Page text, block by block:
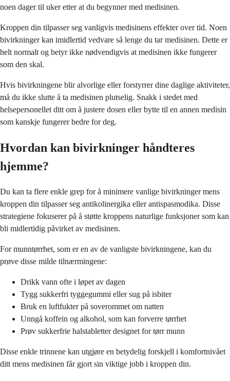
noen dager til uker etter at du begynner med medisinen.
Kroppen din tilpasser seg vanligvis medisinens effekter over tid. Noen
bivirkninger kan imidlertid vedvare så lenge du tar medisinen. Dette er
helt normalt og betyr ikke nødvendigvis at medisinen ikke fungerer
som den skal.
Hvis bivirkningene blir alvorlige eller forstyrrer dine daglige aktiviteter,
må du ikke slutte å ta medisinen plutselig. Snakk i stedet med
helsepersonellet ditt om å justere dosen eller bytte til en annen medisin
som kanskje fungerer bedre for deg.
Hvordan kan bivirkninger håndteres
hjemme?
Du kan ta flere enkle grep for å minimere vanlige bivirkninger mens
kroppen din tilpasser seg antikolinergika eller antispasmodika. Disse
strategiene fokuserer på å støtte kroppens naturlige funksjoner som kan
bli midlertidig påvirket av medisinen.
For munntørrhet, som er en av de vanligste bivirkningene, kan du
prøve disse milde tilnærmingene:
Drikk vann ofte i løpet av dagen
Tygg sukkerfri tyggegummi eller sug på isbiter
Bruk en luftfukter på soverommet om natten
Unngå koffein og alkohol, som kan forverre tørrhet
Prøv sukkerfrie halstabletter designet for tørr munn
Disse enkle trinnene kan utgjøre en betydelig forskjell i komfortnivået
ditt mens medisinen får gjort sin viktige jobb i kroppen din.